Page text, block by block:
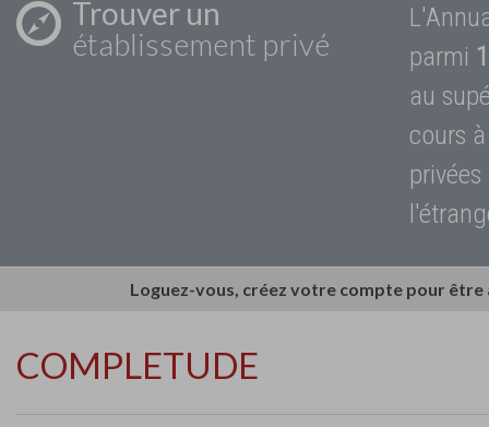
Trouver un
établissement privé
parmi
au
cours
Loguez-vous, créez votre compte pour
COMPLETUDE